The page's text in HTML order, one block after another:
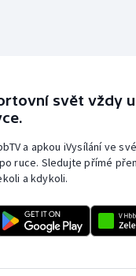
svět vždy u
a apkou iVysílání ve
ruce. Sledujte přímé
a kdykoli.